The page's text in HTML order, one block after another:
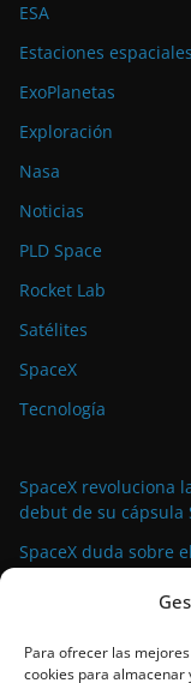
Para ofrecer las
cookies para almacenar
ESA
Estaciones espaciales
ExoPlanetas
Exploración
Nasa
Noticias
PLD Space
Rocket Lab
Satélites
SpaceX
Tecnología
SpaceX revoluciona
debut de su cápsula
SpaceX duda sobre
avanzada para